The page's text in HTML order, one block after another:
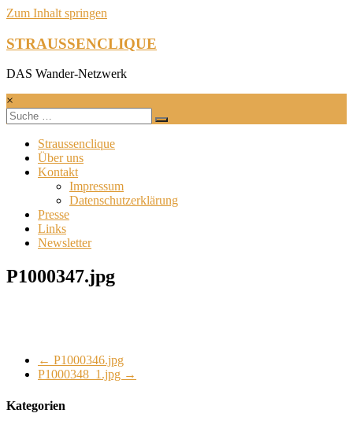
Zum Inhalt springen
STRAUSSENCLIQUE
DAS Wander-Netzwerk
×
Straussenclique
Über uns
Kontakt
Impressum
Datenschutzerklärung
Presse
Links
Newsletter
P1000347.jpg
← P1000346.jpg
P1000348_1.jpg →
Kategorien